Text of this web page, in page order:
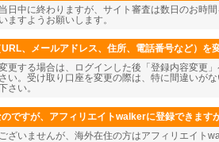
日中に終わりますが、サイト審査は数日のお時
ますようお願いします。
、メールアドレス、住所、電話番号など）を
更する場合は、ログインした後「登録内容変更
い。受け取り口座を変更の際は、特に間違いが
さい。
ですが、アフィリエイトwalkerに登録できます
ざいませんが、海外在住の方はアフィリエイト